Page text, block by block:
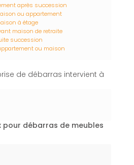
après succession
ou appartement
à étage
maison de retraite
succession
ou maison
de débarras intervient à
pour débarras de meubles